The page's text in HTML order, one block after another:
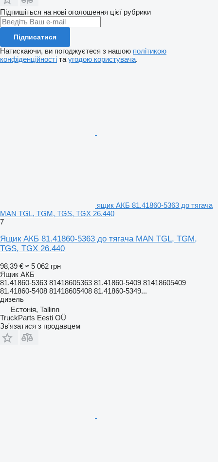
Підпишіться на нові оголошення цієї рубрики
Підписатися
Натискаючи, ви погоджуєтеся з нашою політикою
конфіденційності та угодою користувача.
ящик АКБ 81.41860-5363 до тягача
MAN TGL, TGM, TGS, TGX 26.440
7
Ящик АКБ 81.41860-5363 до тягача MAN TGL, TGM,
TGS, TGX 26.440
98,39 € ≈ 5 062 грн
Ящик АКБ
81.41860-5363 81418605363 81.41860-5409 81418605409
81.41860-5408 81418605408 81.41860-5349...
дизель
Естонія, Tallinn
TruckParts Eesti OÜ
Зв'язатися з продавцем